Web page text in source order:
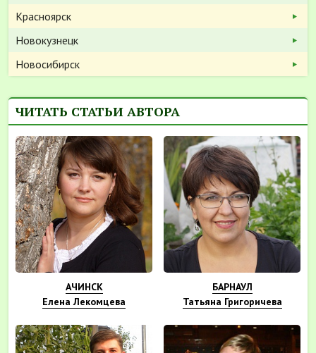
Красноярск
Новокузнецк
Новосибирск
ЧИТАТЬ СТАТЬИ АВТОРА
АЧИНСК
Елена Лекомцева
БАРНАУЛ
Татьяна Григоричева